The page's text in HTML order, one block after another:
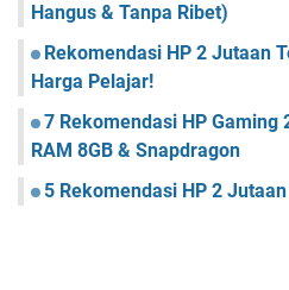
Hangus & Tanpa Ribet)
Rekomendasi HP 2 Jutaan
Harga Pelajar!
7 Rekomendasi HP Gaming
RAM 8GB & Snapdragon
5 Rekomendasi HP 2